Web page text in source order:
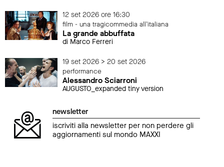
12 set 2026 ore 16:30
film - una tragicommedia all'italiana
La grande abbuffata
di Marco Ferreri
19 set 2026 > 20 set 2026
performance
Alessandro Sciarroni
AUGUSTO_expanded tiny version
newsletter
iscriviti alla newsletter per non perdere gli
aggiornamenti sul mondo MAXXI